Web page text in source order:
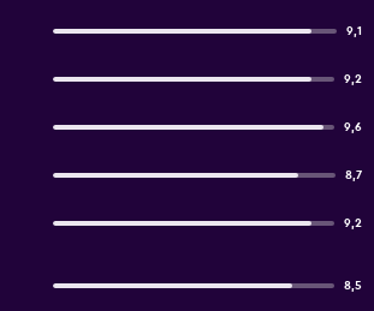
9,1
9,2
9,6
8,7
9,2
8,5